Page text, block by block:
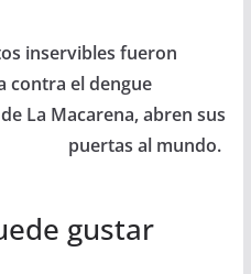
inservibles fueron
contra el dengue
La Macarena, abren sus
puertas al mundo.
gustar